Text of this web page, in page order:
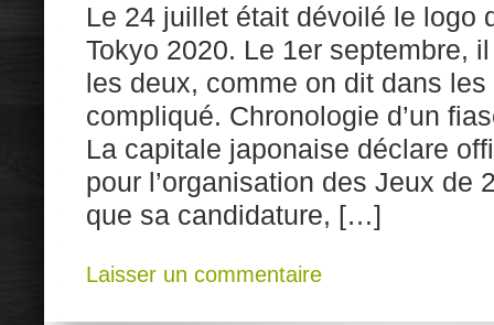
Le 24 juillet était dévoilé le logo
Tokyo 2020. Le 1er septembre,
les deux, comme on dit dans
compliqué. Chronologie d’un
La capitale japonaise déclare
pour l’organisation des Jeux de
que sa candidature, […]
Laisser un commentaire